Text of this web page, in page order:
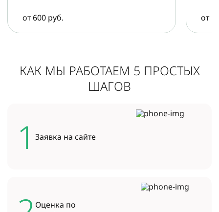
от 600 руб. от
КАК МЫ РАБОТАЕМ 5 ПРОСТЫХ
ШАГОВ
1 Заявка на сайте
Оценка по